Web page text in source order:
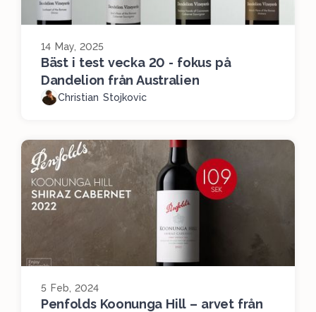
14 May, 2025
Bäst i test vecka 20 - fokus på
Dandelion från Australien
Christian Stojkovic
5 Feb, 2024
Penfolds Koonunga Hill – arvet från